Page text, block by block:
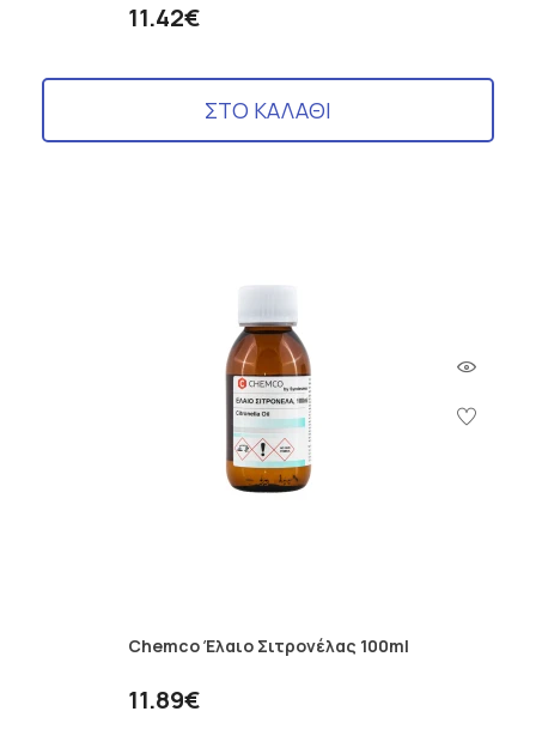
11.42€
ΣΤΟ ΚΑΛΑΘΙ
Chemco Έλαιο Σιτρονέλας 100ml
11.89€